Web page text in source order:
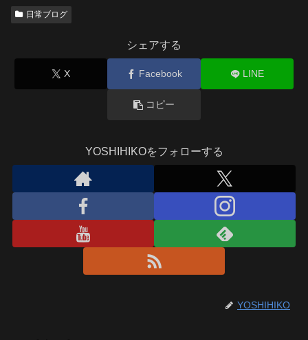
日常ブログ
シェアする
X Facebook LINE
コピー
YOSHIHIKOをフォローする
YOSHIHIKO